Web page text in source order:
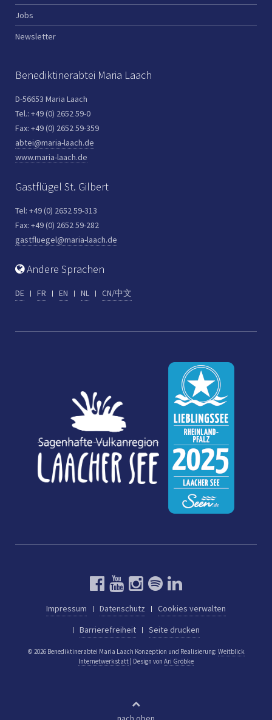
Jobs
Newsletter
Benediktinerabtei Maria Laach
D-56653 Maria Laach
Tel.: +49 (0) 2652 59-0
Fax: +49 (0) 2652 59-359
abtei@maria-laach.de
www.maria-laach.de
Gastflügel St. Gilbert
Tel: +49 (0) 2652 59-313
Fax: +49 (0) 2652 59-282
gastfluegel@maria-laach.de
Andere Sprachen
DE FR EN NL CN/中文
Impressum Datenschutz
Cookies verwalten
Barrierefreiheit
Seite drucken
© 2026 Benediktinerabtei Maria Laach Konzeption und Realisierung: Weitblick
Internetwerkstatt | Design von Ari Gröbke